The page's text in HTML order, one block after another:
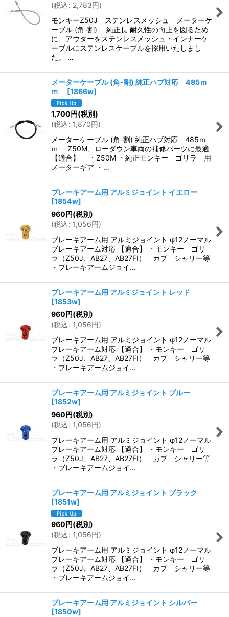
(税込: 2,783円)
モンキーZ50J ステンレスメッシュ メーターケ
ーブル (角-割) 純正長 耐久性の向上を図るため
に、アウターをステンレスメッシュ・インナーケ
ーブルにステンレスケーブルを採用いたしまし
た。 …
メーターケーブル (角-割) 純正ハブ対応 485ｍ
ｍ
[1866w]
1,700円(税別)
(税込: 1,870円)
メーターケーブル (角-割) 純正ハブ対応 485ｍ
ｍ Z50M、ローダウン車両の補修パーツに最適
【適合】 ・Z50M ・純正モンキー ゴリラ 用
メーターギア ・…
ブレーキアーム用 アルミジョイント イエロー
[1854w]
960円(税別)
(税込: 1,056円)
ブレーキアーム用 アルミジョイント φ12ノーマル
ブレーキアーム対応 【適合】 ・モンキー ゴリ
ラ（Z50J、AB27、AB27FI） カブ シャリー等
・ブレーキアームジョイ…
ブレーキアーム用 アルミジョイント レッド
[1853w]
960円(税別)
(税込: 1,056円)
ブレーキアーム用 アルミジョイント φ12ノーマル
ブレーキアーム対応 【適合】 ・モンキー ゴリ
ラ（Z50J、AB27、AB27FI） カブ シャリー等
・ブレーキアームジョイ…
ブレーキアーム用 アルミジョイント ブルー
[1852w]
960円(税別)
(税込: 1,056円)
ブレーキアーム用 アルミジョイント φ12ノーマル
ブレーキアーム対応 【適合】 ・モンキー ゴリ
ラ（Z50J、AB27、AB27FI） カブ シャリー等
・ブレーキアームジョイ…
ブレーキアーム用 アルミジョイント ブラック
[1851w]
960円(税別)
(税込: 1,056円)
ブレーキアーム用 アルミジョイント φ12ノーマル
ブレーキアーム対応 【適合】 ・モンキー ゴリ
ラ（Z50J、AB27、AB27FI） カブ シャリー等
・ブレーキアームジョイ…
ブレーキアーム用 アルミジョイント シルバー
[1850w]